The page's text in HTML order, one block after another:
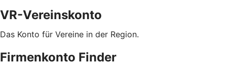
VR-Vereinskonto
Das Konto für Vereine in der Region.
Firmenkonto Finder